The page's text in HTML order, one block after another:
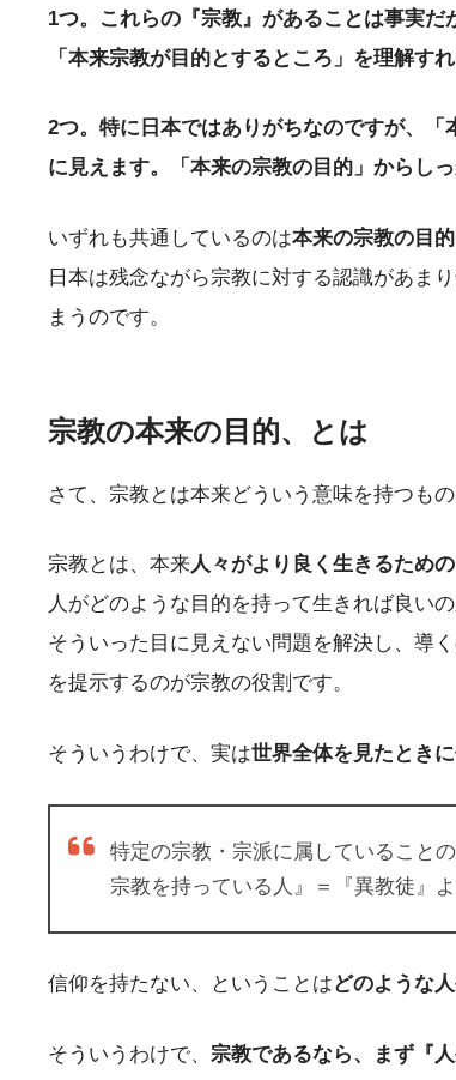
1つ。これらの『宗教』があることは事実だ
「本来宗教が目的とするところ」を理解す
2つ。特に日本ではありがちなのですが、
に見えます。「本来の宗教の目的」からし
いずれも共通しているのは本来の宗教の目的
日本は残念ながら宗教に対する認識があま
まうのです。
宗教の本来の目的、とは
さて、宗教とは本来どういう意味を持つもの
宗教とは、本来人々がより良く生きるため
人がどのような目的を持って生きれば良い
そういった目に見えない問題を解決し、導
を提示するのが宗教の役割です。
そういうわけで、実は世界全体を見たとき
特定の宗教・宗派に属していること
宗教を持っている人』＝『異教徒』
信仰を持たない、ということはどのような
そういうわけで、 宗教であるなら、まず『